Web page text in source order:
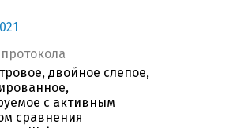
двойное слепое,
с активным
сравнения